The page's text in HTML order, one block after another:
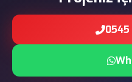
0545